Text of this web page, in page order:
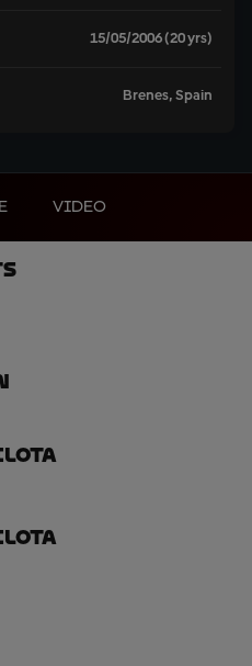
15/05/2006 (20 yrs)
Brenes, Spain
VIDEO